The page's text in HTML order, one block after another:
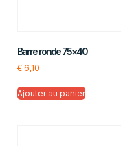
Barre ronde 75×40
€ 6,10
Ajouter au panier